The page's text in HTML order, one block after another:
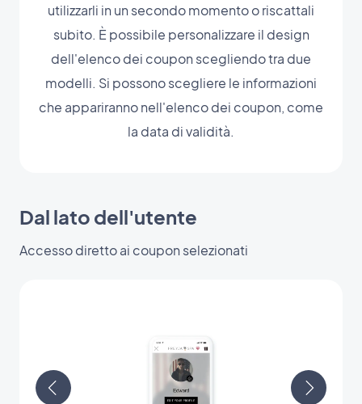
utilizzarli in un secondo momento o riscattali
subito. È possibile personalizzare il design
dell'elenco dei coupon scegliendo tra due
modelli. Si possono scegliere le informazioni
che appariranno nell'elenco dei coupon, come
la data di validità.
Dal lato dell'utente
Accesso diretto ai coupon selezionati